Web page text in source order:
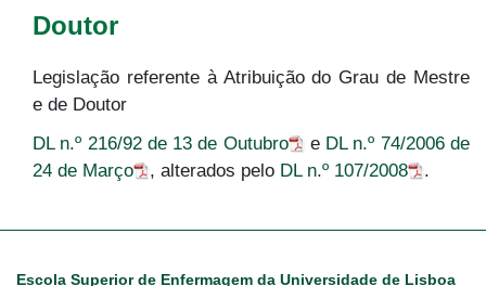
Doutor
Legislação referente à Atribuição do Grau de Mestre
e de Doutor
DL n.º 216/92 de 13 de Outubro
e DL n.º 74/2006 de
24 de Março
, alterados pelo DL n.º 107/2008 .
Escola Superior de Enfermagem da Universidade de Lisboa